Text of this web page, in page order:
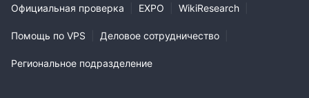
Официальная проверка EXPO WikiResearch
Помощь по VPS Деловое сотрудничество
Региональное подразделение